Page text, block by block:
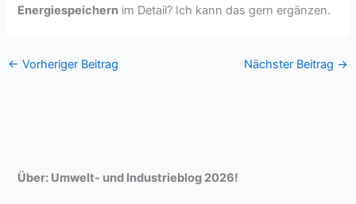
Energiespeichern im Detail? Ich kann das gern ergänzen.
← Vorheriger Beitrag Nächster Beitrag →
Über: Umwelt- und Industrieblog 2026!